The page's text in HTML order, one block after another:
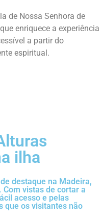
de Nossa Senhora de
enriquece a experiência
a partir do
espiritual.
ilha
destaque na Madeira,
vistas de cortar a
acesso e pelas
que os visitantes não